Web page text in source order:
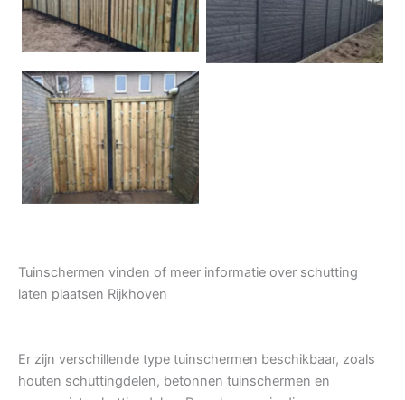
Rots motief antraciet
Tuindeur grenen
Tuinschermen vinden of meer informatie over schutting
laten plaatsen Rijkhoven
Er zijn verschillende type tuinschermen beschikbaar, zoals
houten schuttingdelen, betonnen tuinschermen en